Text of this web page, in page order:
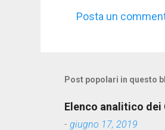
m
n
t
Posta un
Post popolari in questo
Elenco analitico dei
- giugno 17, 2019